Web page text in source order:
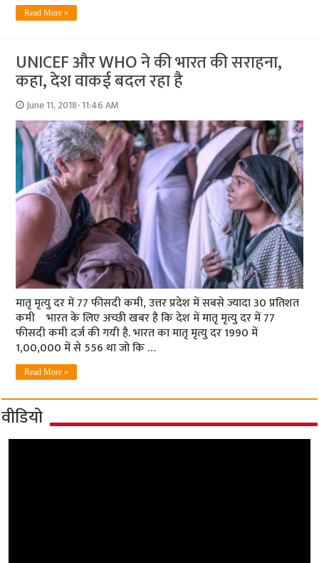
Read More »
UNICEF और WHO ने की भारत की सराहना,
कहा, देश वाकई बदल रहा है
June 11, 2018- 11:46 AM
मातृ मृत्यु दर में 77 फीसदी कमी, उत्तर प्रदेश में सबसे ज्यादा 30 प्रतिशत
कमी भारत के लिए अच्छी खबर है कि देश में मातृ मृत्यु दर में 77
फीसदी कमी दर्ज की गयी है. भारत का मातृ मृत्यु दर 1990 में
1,00,000 में से 556 था जो कि …
Read More »
वीडियो